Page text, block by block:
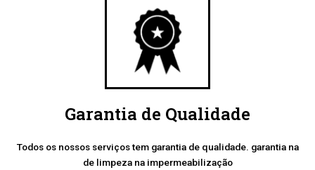
Garantia de Qualidade
Todos os nossos serviços tem garantia de qualidade. garantia na
de limpeza na impermeabilização